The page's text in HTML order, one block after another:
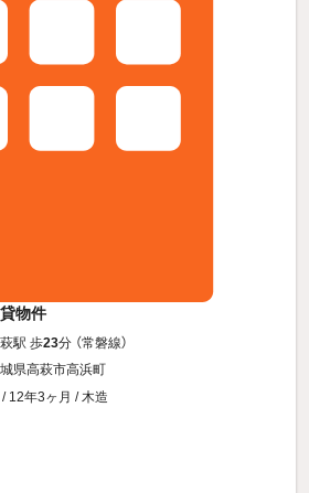
物件
駅 歩23分 （常磐線）
県高萩市高浜町
12年3ヶ月 / 木造